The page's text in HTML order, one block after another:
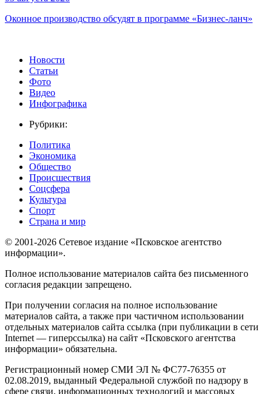
Оконное производство обсудят в программе «Бизнес-ланч»
Новости
Статьи
Фото
Видео
Инфографика
Рубрики:
Политика
Экономика
Общество
Происшествия
Соцсфера
Культура
Спорт
Страна и мир
© 2001-2026 Сетевое издание «Псковское агентство
информации».
Полное использование материалов сайта без письменного
согласия редакции запрещено.
При получении согласия на полное использование
материалов сайта, а также при частичном использовании
отдельных материалов сайта ссылка (при публикации в сети
Internet — гиперссылка) на сайт «Псковского агентства
информации» обязательна.
Регистрационный номер СМИ ЭЛ № ФС77-76355 от
02.08.2019, выданный Федеральной службой по надзору в
сфере связи, информационных технологий и массовых